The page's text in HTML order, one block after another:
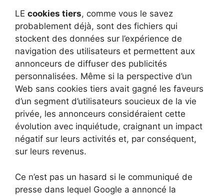
LE cookies tiers, comme vous le savez
probablement déjà, sont des fichiers qui
stockent des données sur l’expérience de
navigation des utilisateurs et permettent aux
annonceurs de diffuser des publicités
personnalisées. Même si la perspective d’un
Web sans cookies tiers avait gagné les faveurs
d’un segment d’utilisateurs soucieux de la vie
privée, les annonceurs considéraient cette
évolution avec inquiétude, craignant un impact
négatif sur leurs activités et, par conséquent,
sur leurs revenus.
Ce n’est pas un hasard si le communiqué de
presse dans lequel Google a annoncé la